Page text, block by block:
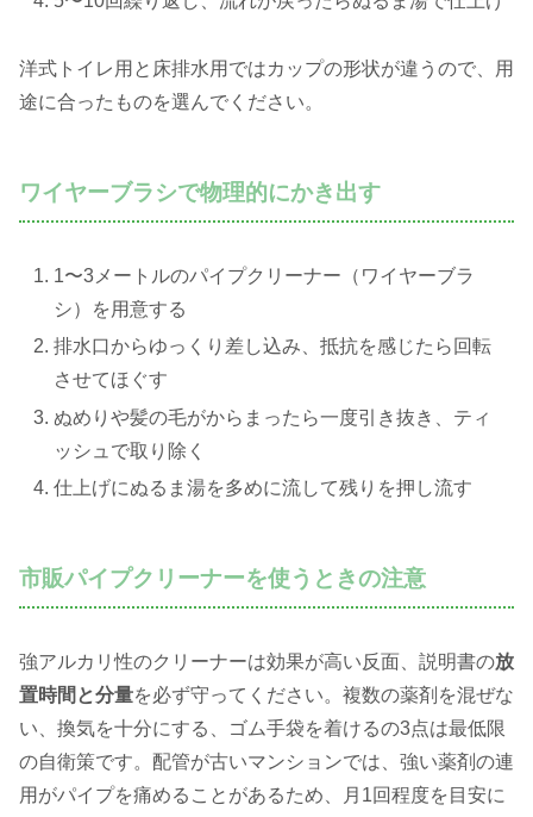
洋式トイレ用と床排水用ではカップの形状が違うので、用
途に合ったものを選んでください。
ワイヤーブラシで物理的にかき出す
1〜3メートルのパイプクリーナー（ワイヤーブラ
シ）を用意する
排水口からゆっくり差し込み、抵抗を感じたら回転
させてほぐす
ぬめりや髪の毛がからまったら一度引き抜き、ティ
ッシュで取り除く
仕上げにぬるま湯を多めに流して残りを押し流す
市販パイプクリーナーを使うときの注意
強アルカリ性のクリーナーは効果が高い反面、説明書の放
置時間と分量を必ず守ってください。複数の薬剤を混ぜな
い、換気を十分にする、ゴム手袋を着けるの3点は最低限
の自衛策です。配管が古いマンションでは、強い薬剤の連
用がパイプを痛めることがあるため、月1回程度を目安に